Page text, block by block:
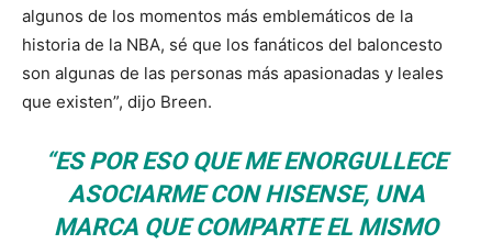
algunos de los momentos más emblemáticos de la
historia de la NBA, sé que los fanáticos del baloncesto
son algunas de las personas más apasionadas y leales
que existen”, dijo Breen.
“ES POR ESO QUE ME ENORGULLECE
ASOCIARME CON HISENSE, UNA
MARCA QUE COMPARTE EL MISMO